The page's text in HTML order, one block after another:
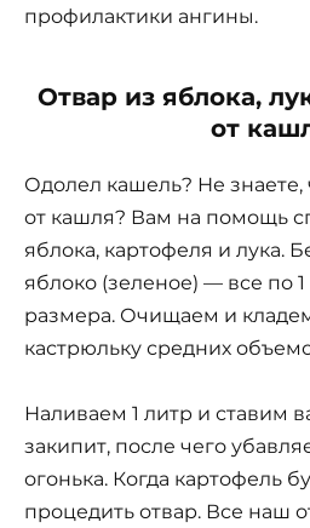
профилактики ангины.
Отвар из яблока,
от
Одолел кашель? Не
от кашля? Вам на помощь
яблока, картофеля и лука.
яблоко (зеленое) — все по
размера. Очищаем и
кастрюльку средних
Наливаем 1 литр и ставим
закипит, после чего
огонька. Когда картофель
процедить отвар. Все наш